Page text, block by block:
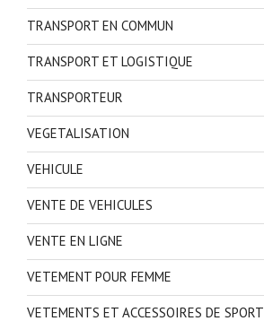
TRANSPORT EN COMMUN
TRANSPORT ET LOGISTIQUE
TRANSPORTEUR
VEGETALISATION
VEHICULE
VENTE DE VEHICULES
VENTE EN LIGNE
VETEMENT POUR FEMME
VETEMENTS ET ACCESSOIRES DE SPORT